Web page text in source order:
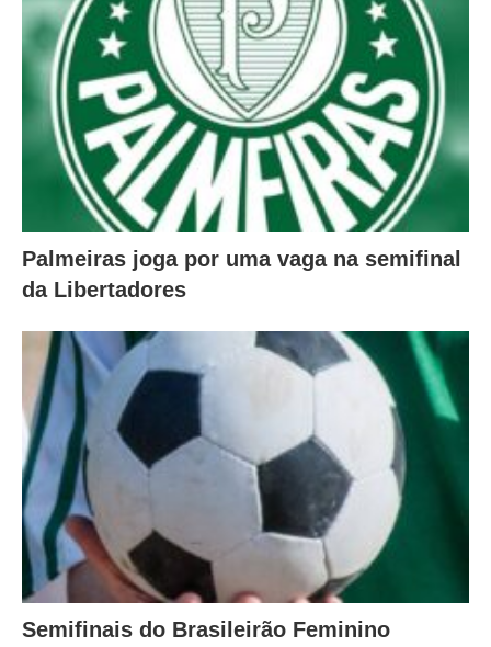
Palmeiras joga por uma vaga na semifinal
da Libertadores
Semifinais do Brasileirão Feminino